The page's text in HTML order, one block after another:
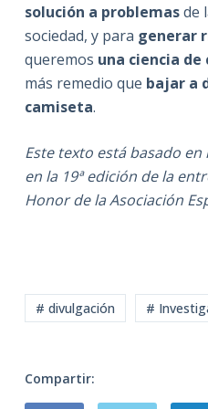
solución a problemasde
sociedad, y para generar
queremos una ciencia
más remedio que bajar a
camiseta.
Este texto está basado
en la 19ª edición de la
Honor de la Asociación
# divulgación #
Compartir: